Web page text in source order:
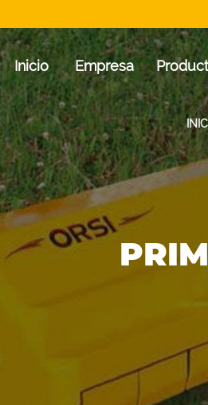
Inicio Empresa